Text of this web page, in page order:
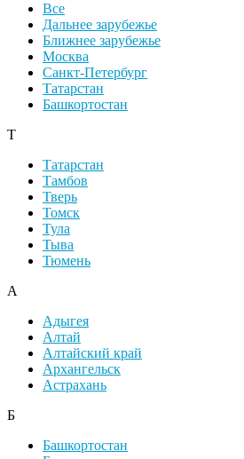
Все
Дальнее зарубежье
Ближнее зарубежье
Москва
Санкт-Петербург
Татарстан
Башкортостан
Т
Татарстан
Тамбов
Тверь
Томск
Тула
Тыва
Тюмень
А
Адыгея
Алтай
Алтайский край
Архангельск
Астрахань
Б
Башкортостан